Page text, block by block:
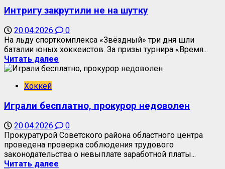
Интригу закрутили не на шутку
20.04.2026
0
На льду спорткомплекса «Звёздный» три дня шли
баталии юных хоккеистов. За призы турнира «Время...
Читать далее
Хоккей
Играли бесплатно, прокурор недоволен
20.04.2026
0
Прокуратурой Советского района областного центра
проведена проверка соблюдения трудового
законодательства о невыплате заработной платы...
Читать далее